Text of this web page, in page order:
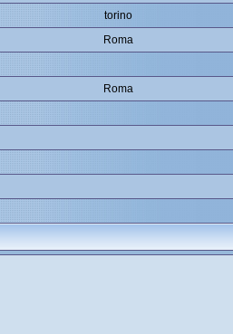
torino
Roma
Roma